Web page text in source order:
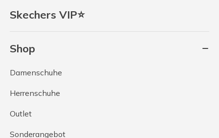
Skechers VIP⭐
Shop
Damenschuhe
Herrenschuhe
Outlet
Sonderangebot